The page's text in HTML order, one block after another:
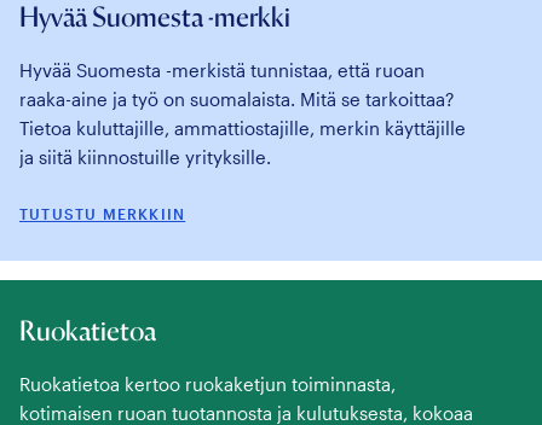
Hyvää Suomesta -merkki
Hyvää Suomesta -merkistä tunnistaa, että ruoan
raaka-aine ja työ on suomalaista. Mitä se tarkoittaa?
Tietoa kuluttajille, ammattiostajille, merkin käyttäjille
ja siitä kiinnostuille yrityksille.
TUTUSTU MERKKIIN
Ruokatietoa
Ruokatietoa kertoo ruokaketjun toiminnasta,
kotimaisen ruoan tuotannosta ja kulutuksesta, kokoaa